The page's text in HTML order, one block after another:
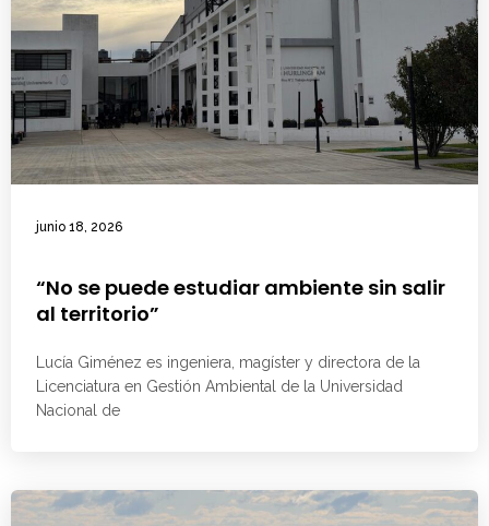
junio 18, 2026
“No se puede estudiar ambiente sin salir
al territorio”
Lucía Giménez es ingeniera, magíster y directora de la
Licenciatura en Gestión Ambiental de la Universidad
Nacional de